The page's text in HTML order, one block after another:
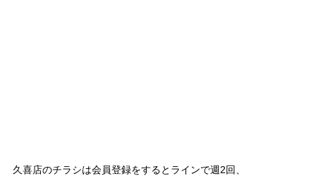
久喜店のチラシは会員登録をするとラインで週2回、